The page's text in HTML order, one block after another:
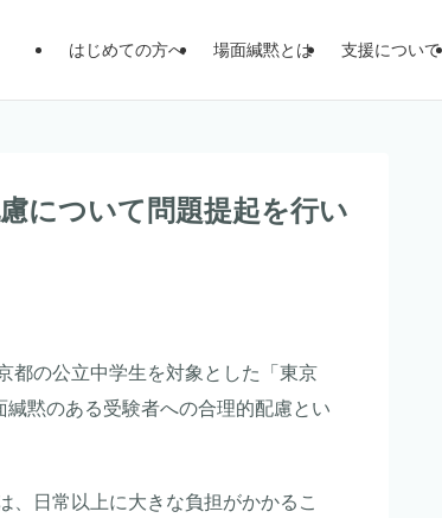
はじめての方へ 場面緘黙とは 支援について
について問題提起を行い
都の公立中学生を対象とした「東京
黙のある受験者への合理的配慮とい
、日常以上に大きな負担がかかるこ